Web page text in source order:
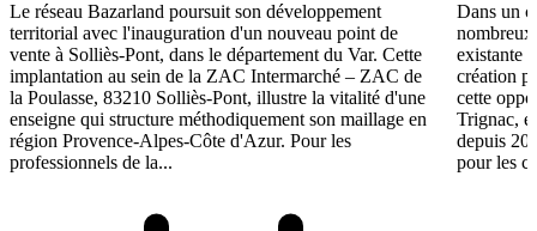
Le réseau Bazarland poursuit son développement
territorial avec l'inauguration d'un nouveau point de
vente à Solliès-Pont, dans le département du Var. Cette
implantation au sein de la ZAC Intermarché – ZAC de
la Poulasse, 83210 Solliès-Pont, illustre la vitalité d'une
enseigne qui structure méthodiquement son maillage en
région Provence-Alpes-Côte d'Azur. Pour les
professionnels de la...
Dans un
nombreux
existante
création
cette
Trignac,
depuis
pour les